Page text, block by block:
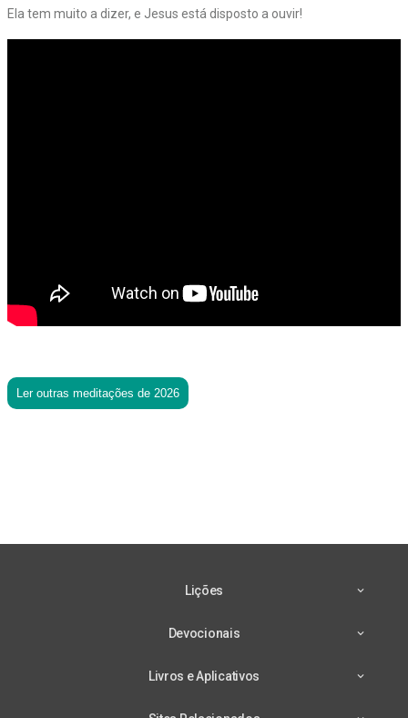
Ela tem muito a dizer, e Jesus está disposto a ouvir!
Ler outras meditações de 2026
Lições
Devocionais
Livros e Aplicativos